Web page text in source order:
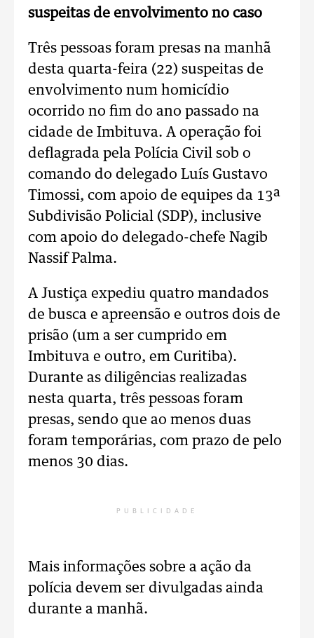
suspeitas de envolvimento no caso
Três pessoas foram presas na manhã
desta quarta-feira (22) suspeitas de
envolvimento num homicídio
ocorrido no fim do ano passado na
cidade de Imbituva. A operação foi
deflagrada pela Polícia Civil sob o
comando do delegado Luís Gustavo
Timossi, com apoio de equipes da 13ª
Subdivisão Policial (SDP), inclusive
com apoio do delegado-chefe Nagib
Nassif Palma.
A Justiça expediu quatro mandados
de busca e apreensão e outros dois de
prisão (um a ser cumprido em
Imbituva e outro, em Curitiba).
Durante as diligências realizadas
nesta quarta, três pessoas foram
presas, sendo que ao menos duas
foram temporárias, com prazo de pelo
menos 30 dias.
PUBLICIDADE
Mais informações sobre a ação da
polícia devem ser divulgadas ainda
durante a manhã.